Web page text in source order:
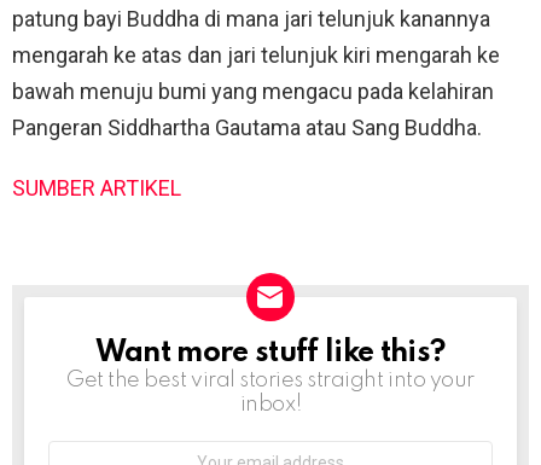
patung bayi Buddha di mana jari telunjuk kanannya
mengarah ke atas dan jari telunjuk kiri mengarah ke
bawah menuju bumi yang mengacu pada kelahiran
Pangeran Siddhartha Gautama atau Sang Buddha.
SUMBER ARTIKEL
NEWSLETTER
Want more stuff like this?
Get the best viral stories straight into your
inbox!